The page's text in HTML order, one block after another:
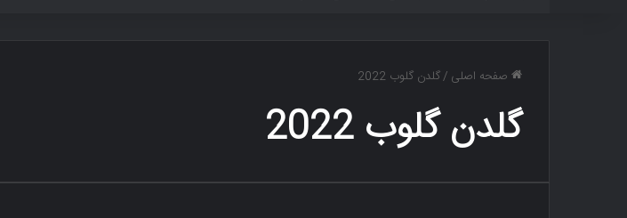
صفحه اصلی /گلدن گلوب 2022
گلدن گلوب 2022